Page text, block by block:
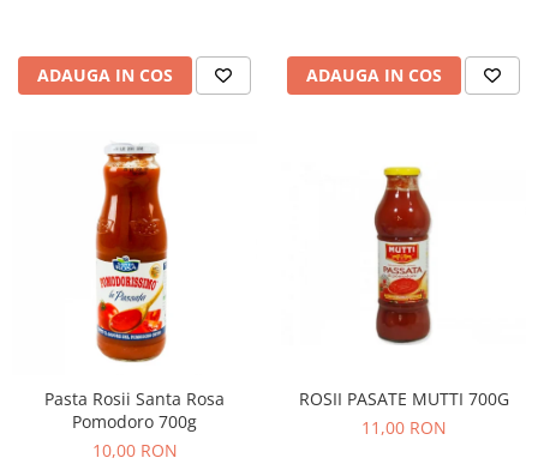
ADAUGA IN COS ADAUGA IN COS
Pasta Rosii Santa Rosa
Pomodoro 700g
10,00 RON
ROSII PASATE MUTTI 700G
11,00 RON